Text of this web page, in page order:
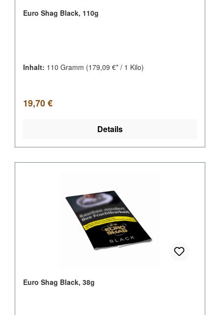
Euro Shag Black, 110g
Inhalt: 110 Gramm (179,09 €* / 1 Kilo)
Regulärer Preis:
19,70 €
Details
Euro Shag Black, 38g